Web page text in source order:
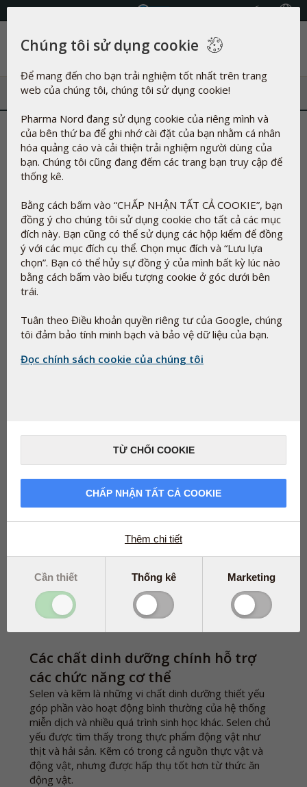
Danh mục
Cạm bẫy dinh dưỡng của chế
độ ăn không thịt
Cạm bẫy dinh dưỡng của chế độ ăn
không thịt
Cả trẻ em và người lớn đều có thể có nguy cơ nhận
được quá ít vi chất dinh dưỡng như selen và kẽm khi
theo chế độ ăn chay hoặc thuần chay.
Một nghiên cứu gần đây1 trên 342 người trẻ tuổi cho
dưỡng Châu Âu vào tháng 06.2025
Các chất dinh dưỡng chính hỗ trợ
các chức năng cơ thể
Selen và kẽm là những vi chất dinh dưỡng thiết yếu
góp phần vào hoạt động bình thường của hệ thống
miễn dịch và nhiều quá trình sinh học khác. Selen chủ
yếu được tìm thấy trong thực phẩm động vật như
thịt và hải sản. Kẽm có trong cả nguồn thực vật và
động vật, nhưng được hấp thụ tốt hơn từ thức ăn
động vật.
Chúng tôi sử dụng cookie
Để mang đến cho bạn trải nghiệm tốt nhất trên trang
web của chúng tôi, chúng tôi sử dụng cookie!
Pharma Nord đang sử dụng cookie của riêng mình và
của bên thứ ba để ghi nhớ cài đặt của bạn nhằm cá nhân
hóa quảng cáo và cải thiện trải nghiệm người dùng của
bạn. Chúng tôi cũng đang đếm các trang bạn truy cập để
thống kê.
Bằng cách bấm vào “CHẤP NHẬN TẤT CẢ COOKIE”, bạn
đồng ý cho chúng tôi sử dụng cookie cho tất cả các mục
đích này. Bạn cũng có thể sử dụng các hộp kiểm để đồng
ý với các mục đích cụ thể. Chọn mục đích và “Lưu lựa
chọn”. Bạn có thể hủy sự đồng ý của mình bất kỳ lúc nào
bằng cách bấm vào biểu tượng cookie ở góc dưới bên
trái.
Tuân theo Điều khoản quyền riêng tư của Google, chúng
tôi đảm bảo tính minh bạch và bảo vệ dữ liệu của bạn.
Đọc chính sách cookie của chúng tôi
TỪ CHỐI COOKIE
CHẤP NHẬN TẤT CẢ COOKIE
Thêm chi tiết
Cần thiết Thống kê Marketing